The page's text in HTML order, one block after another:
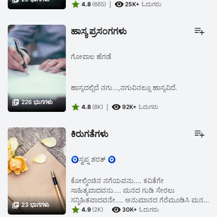
 4.8 (665)  25K+ ಓದುಗರು
 226 ಭಾಗಗಳು
ಹಾಸ್ಯ ಪ್ರಸಂಗಗಳು
ಗೋಪಾಲ ಹೆಗಡೆ
ಹಾಸ್ಯದಲ್ಲಿದೆ ನಗು...,ನಗುವಿನಲ್ಲೂ ಹಾಸ್ಯವಿದೆ.
 4.8 (8K)  92K+ ಓದುಗರು
 23 ಭಾಗಗಳು
ಕಿರುಗತೆಗಳು
🧿ಸ್ವಪ್ನ ಶರತ್ 🧿
ಕೋಲ್ಮಿಂಚಿನ ನಗೆಯವನು.... ಕವಿತೆಗೇ
ಸಾಹಿತ್ಯವಾದವನು.... ಮನದ ಗುಡಿ ಸೇರಲು
ಸನ್ನಿಹಿತವಾದವನೇ.... ಅನುಮಾನದ ಗೆರೆಮೂಡಿಸಿ ಮನದ
ಗಡಿಯಿಂದ ದೂರ ಉಳಿಯುವ ಹುನ್ನಾರವೇಕೆ.....??
 4.9 (2K)  30K+ ಓದುಗರು